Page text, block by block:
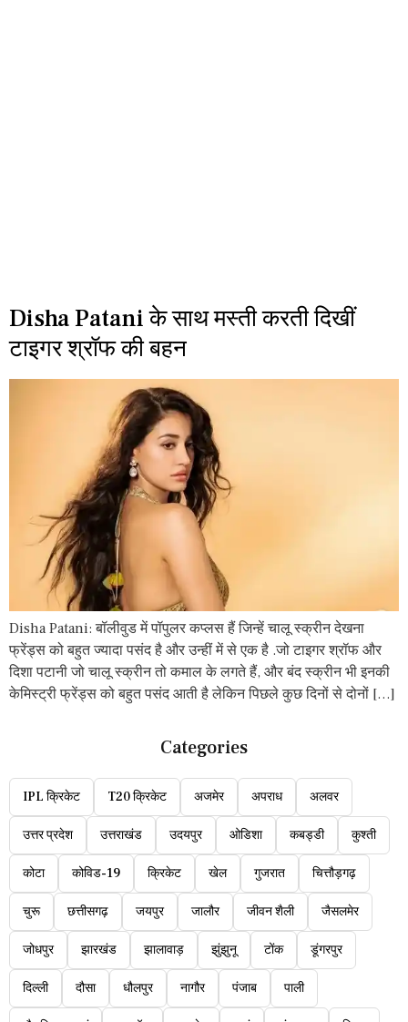
Disha Patani के साथ मस्ती करती दिखीं
टाइगर श्रॉफ की बहन
Disha Patani: बॉलीवुड में पॉपुलर कप्लस हैं जिन्हें चालू स्क्रीन देखना
फ्रेंड्स को बहुत ज्यादा पसंद है और उन्हीं में से एक है .जो टाइगर श्रॉफ और
दिशा पटानी जो चालू स्क्रीन तो कमाल के लगते हैं, और बंद स्क्रीन भी इनकी
केमिस्ट्री फ्रेंड्स को बहुत पसंद आती है लेकिन पिछले कुछ दिनों से दोनों […]
Categories
IPL क्रिकेट T20 क्रिकेट अजमेर अपराध अलवर
उत्तर प्रदेश उत्तराखंड उदयपुर ओडिशा कबड्डी कुश्ती
कोटा कोविड-19 क्रिकेट खेल गुजरात चित्तौड़गढ़
चुरू छत्तीसगढ़ जयपुर जालौर जीवन शैली जैसलमेर
जोधपुर झारखंड झालावाड़ झुंझुनू टोंक डूंगरपुर
दिल्ली दौसा धौलपुर नागौर पंजाब पाली